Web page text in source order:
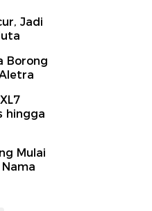
Jadi
Borong
hingga
Mulai